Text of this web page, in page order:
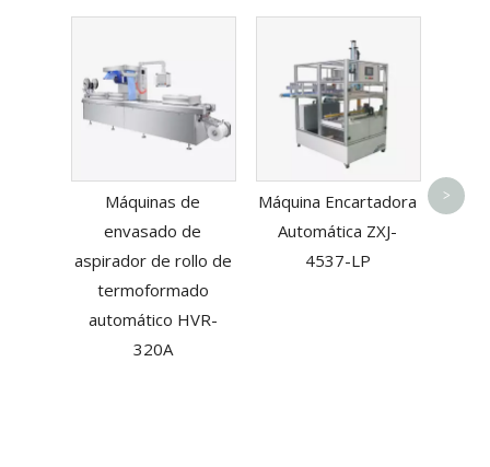
Máquinas de
envasado de
aspirador de rollo de
termoformado
automático HVR-
320A
Máquina Encartadora
Automática ZXJ-
4537-LP
>